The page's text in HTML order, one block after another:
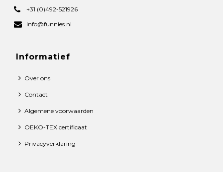
+31 (0)492-521926
info@funnies.nl
Informatief
Over ons
Contact
Algemene voorwaarden
OEKO-TEX certificaat
Privacyverklaring